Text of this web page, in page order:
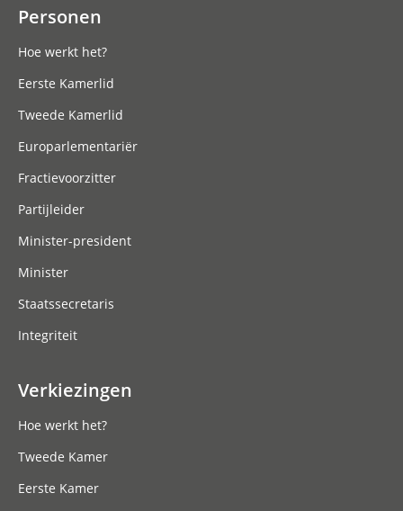
Personen
Hoe werkt het?
Eerste Kamerlid
Tweede Kamerlid
Europarlementariër
Fractievoorzitter
Partijleider
Minister-president
Minister
Staatssecretaris
Integriteit
Verkiezingen
Hoe werkt het?
Tweede Kamer
Eerste Kamer